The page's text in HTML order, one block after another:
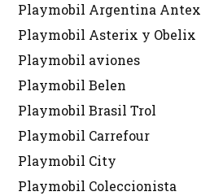
Playmobil Argentina Antex
Playmobil Asterix y Obelix
Playmobil aviones
Playmobil Belen
Playmobil Brasil Trol
Playmobil Carrefour
Playmobil City
Playmobil Coleccionista